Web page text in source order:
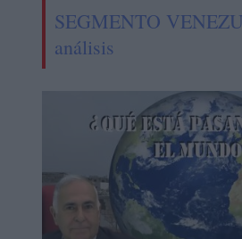
SEGMENTO
análisis